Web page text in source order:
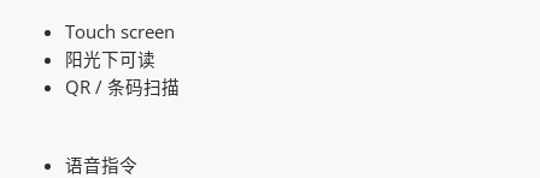
Touch screen
阳光下可读
QR / 条码扫描
语音指令